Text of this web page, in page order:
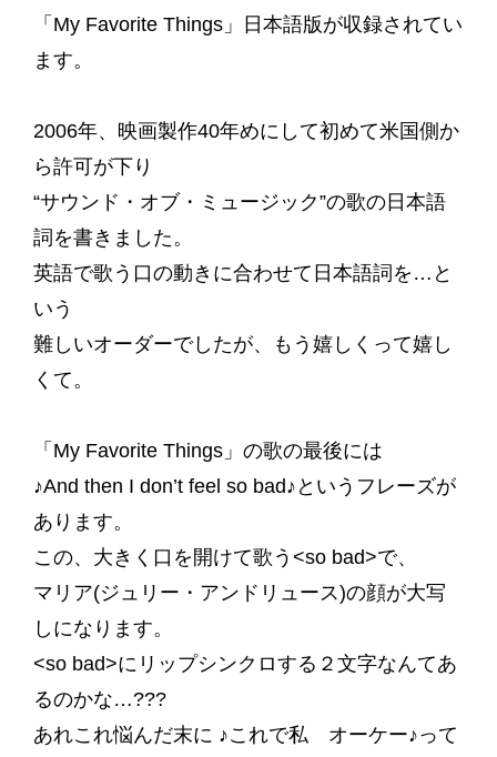
「My Favorite Things」日本語版が収録されてい
ます。
2006年、映画製作40年めにして初めて米国側か
ら許可が下り
“サウンド・オブ・ミュージック”の歌の日本語
詞を書きました。
英語で歌う口の動きに合わせて日本語詞を…と
いう
難しいオーダーでしたが、もう嬉しくって嬉し
くて。
「My Favorite Things」の歌の最後には
♪And then I don’t feel so bad♪というフレーズが
あります。
この、大きく口を開けて歌う<so bad>で、
マリア(ジュリー・アンドリュース)の顔が大写
しになります。
<so bad>にリップシンクロする２文字なんてあ
るのかな…???
あれこれ悩んだ末に ♪これで私 オーケー♪って